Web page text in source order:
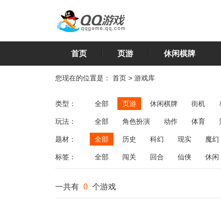
首页 页游 休闲棋牌
您现在的位置是： 首页 > 游戏库
类型： 全部 页游 休闲棋牌 街机
玩法： 全部 角色扮演 动作 体育
飞行
恋爱 第三人称射击 棋类
题材： 全部 历史 科幻 现实 魔幻
标签： 全部 闯关 回合 仙侠 休闲
一共有 0 个游戏